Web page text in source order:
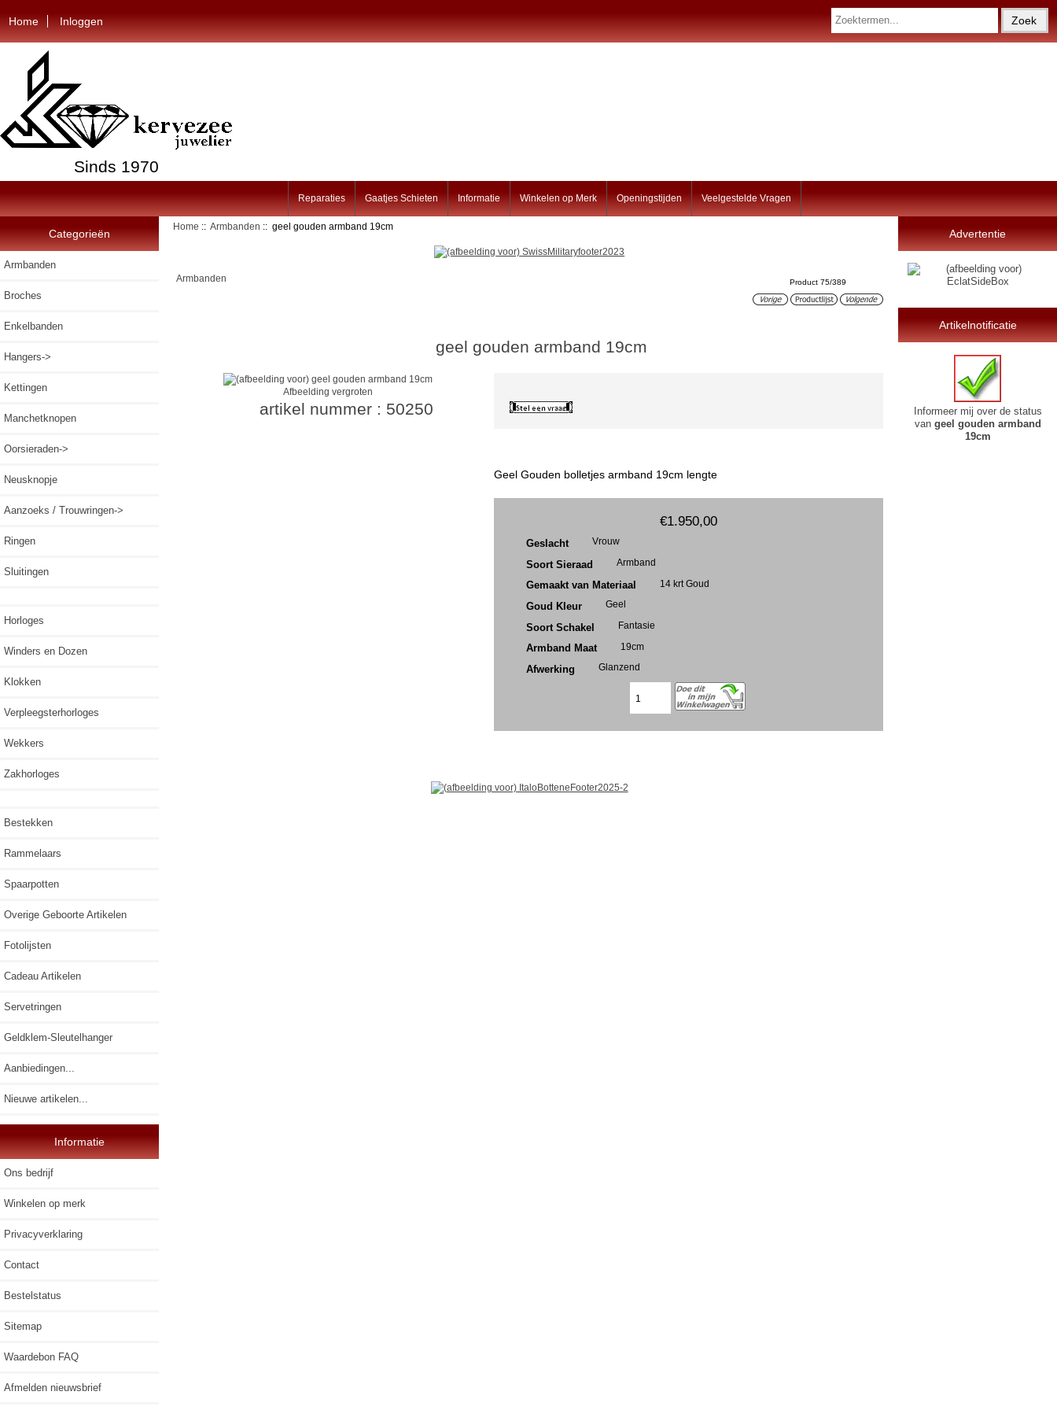
Home Inloggen
Sinds 1970
Reparaties Gaatjes Schieten Informatie Winkelen op Merk Openingstijden Veelgestelde Vragen
Categorieën
Armbanden
Broches
Enkelbanden
Hangers->
Kettingen
Manchetknopen
Oorsieraden->
Neusknopje
Aanzoeks / Trouwringen->
Ringen
Sluitingen
Horloges
Winders en Dozen
Klokken
Verpleegsterhorloges
Wekkers
Zakhorloges
Bestekken
Rammelaars
Spaarpotten
Overige Geboorte Artikelen
Fotolijsten
Cadeau Artikelen
Servetringen
Geldklem-Sleutelhanger
Aanbiedingen...
Nieuwe artikelen...
Informatie
Ons bedrijf
Winkelen op merk
Privacyverklaring
Contact
Bestelstatus
Sitemap
Waardebon FAQ
Afmelden nieuwsbrief
Home ::Armbanden :: geel gouden armband 19cm
Armbanden Product 75/389
geel gouden armband 19cm
Afbeelding vergroten
artikel nummer : 50250
Geel Gouden bolletjes armband 19cm lengte
€1.950,00
Geslacht Vrouw
Soort Sieraad Armband
Gemaakt van Materiaal 14 krt Goud
Goud Kleur Geel
Soort Schakel Fantasie
Armband Maat 19cm
Afwerking Glanzend
Advertentie
Artikelnotificatie
Informeer mij over de status
van geel gouden armband
19cm